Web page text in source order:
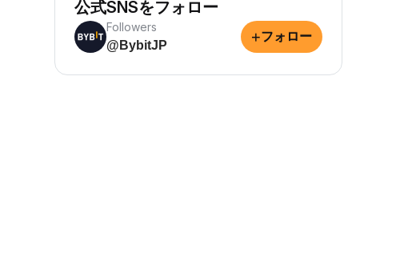
公式SNSをフォロー
Followers
@BybitJP
+フォロー